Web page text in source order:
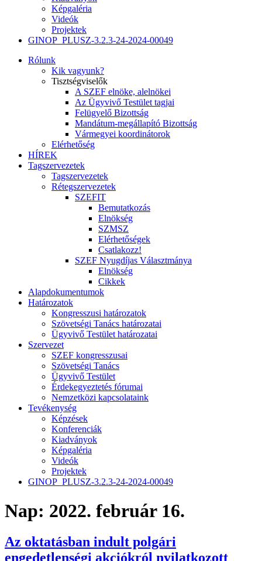
Képgaléria
Videók
Projektek
GINOP_PLUSZ-3.2.3-24-2024-00049
Rólunk
Kik vagyunk?
Tisztségviselők
A SZEF elnöke, alelnökei
Az Ügyvivő Testület tagjai
Felügyelő Bizottság
Mandátum-megállapító Bizottság
Vármegyei koordinátorok
Elérhetőség
HÍREK
Tagszervezetek
Tagszervezetek
Rétegszervezetek
SZEFIT
Bemutatkozás
Elnökség
SZMSZ
Elérhetőségek
Csatlakozz!
SZEF Nyugdíjas Választmánya
Elnökség
Cikkek
Alapdokumentumok
Határozatok
Kongresszusi határozatok
Szövetségi Tanács határozatai
Ügyvivő Testület határozatai
Szervezet
SZEF kongresszusai
Szövetségi Tanács
Ügyvivő Testület
Érdekegyeztetés fórumai
Nemzetközi kapcsolataink
Tevékenység
Képzések
Konferenciák
Kiadványok
Képgaléria
Videók
Projektek
GINOP_PLUSZ-3.2.3-24-2024-00049
Nap: 2022. február 16.
Az oktatásban indult polgári
engedetlenségi akciókról nyilatkozott